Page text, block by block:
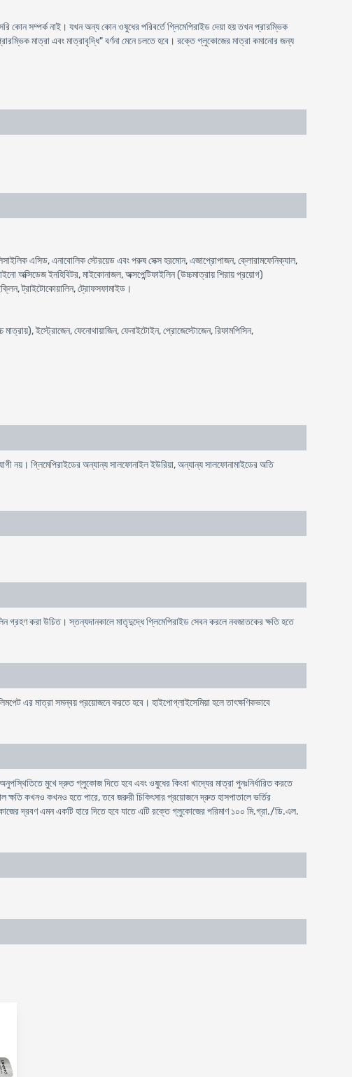
কোন সম্পর্ক নাই। যখন অন্য কোন ওষুধের পরিবর্তে গ্লিমেপিরাইড দেয়া হয় তখন প্রারম্ভিক
মাত্রা এবং মাত্রাবৃদ্ধি" বর্ণনা মেনে চলতে হবে। রক্তে গ্লুকোজের মাত্রা কমানোর জন্য
এসিড, এনাবোলিক স্টেরয়েড এবং পরুষ সেক্স হরমোন, এজাপ্রোপাজন, ক্লোরামফেনিক্যাল,
ইনহিবিটর, মাইকোনাজল, অক্সপেন্টিফাইলিন (উচ্চমাত্রায় শিরায় প্রয়োগ)
ট্রাইটোকোয়ালিন, ট্রোফসফামাইড।
মাত্রায়), ইস্ট্রোজেন, ফেনোথায়াজিন, ফেনাইটোইন, প্রোজেস্টোজেন, রিফামপিসিন,
নয়। গ্লিমেপিরাইডের অন্যান্য সালফোনাইল ইউরিয়া, অন্যান্য সালফোনামাইডের অতি
গ্রহণ করা উচিত। স্তন্যদানকালে মাতৃদুদ্ধে গ্লিমেপিরাইড সেবন করলে নবজাতকের ক্ষতি হতে
এর মাত্রা সমন্বয় প্রয়োজনে করতে হবে। হাইপোগ্লাইসেমিয়া হলে তাৎক্ষণিকভাবে
মুখে দ্রুত গ্লুকোজ দিতে হবে এবং ওষুধের কিংবা খাদ্যের মাত্রা পুনঃনির্ধারিত করতে
ক্ষতি কখনও কখনও হতে পারে, তবে জরুরী চিকিৎসার প্রয়োজনে দ্রুত হাসপাতালে ভর্তির
দ্রবণ এমন একটি হারে দিতে হবে যাতে এটি রক্তে গ্লুকোজের পরিমাণ ১০০ মি.গ্রা./ডি.এল.